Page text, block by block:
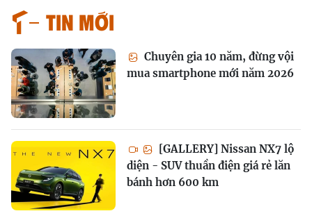
Tin mới
Chuyên gia 10 năm, đừng vội
mua smartphone mới năm 2026
[GALLERY] Nissan NX7 lộ
diện - SUV thuần điện giá rẻ lăn
bánh hơn 600 km